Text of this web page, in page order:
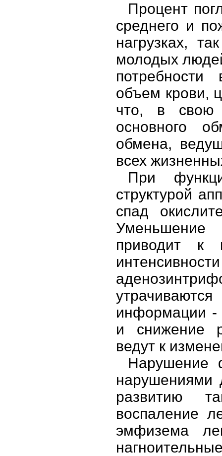
Процент
среднего и
нагрузках,
молодых
объем крови,
что, в свою
основного
обмена,
всех
При
структурой
спад
Уменьшение
приводит к
информации -
и снижение
ведут к
Нарушение
нарушениями
развитию
воспаление
эмфизема